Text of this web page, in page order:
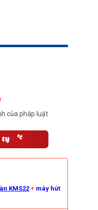
của pháp luật
KMS22 + máy hút